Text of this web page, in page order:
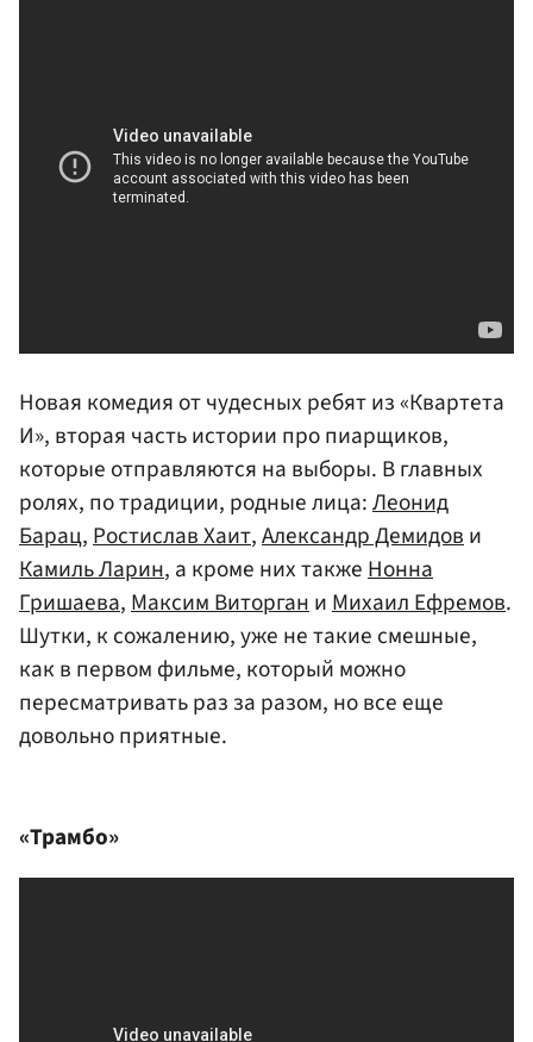
Новая комедия от чудесных ребят из «Квартета
И», вторая часть истории про пиарщиков,
которые отправляются на выборы. В главных
ролях, по традиции, родные лица:Леонид
Барац,Ростислав Хаит,Александр Демидови
Камиль Ларин, а кроме них такжеНонна
Гришаева,Максим ВиторганиМихаил Ефремов.
Шутки, к сожалению, уже не такие смешные,
как в первом фильме, который можно
пересматривать раз за разом, но все еще
довольно приятные.
«Трамбо»